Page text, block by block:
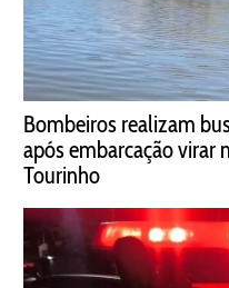
Bombeiros realizam
após embarcação virar
Tourinho